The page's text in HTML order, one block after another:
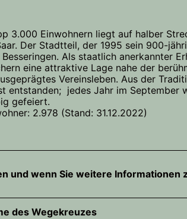
3.000 Einwohnern liegt auf halber
Der Stadtteil, der 1995 sein 900-
Als staatlich anerkannter
eine attraktive Lage nahe der
Vereinsleben. Aus der
entstanden; jedes Jahr im
gefeiert.
2.978 (Stand: 31.12.2022)
und wenn Sie weitere Informationen
des Wegekreuzes